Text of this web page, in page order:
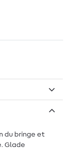
du bringe et
Glade